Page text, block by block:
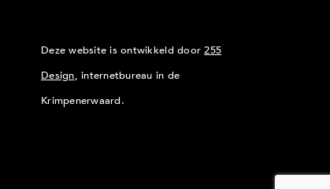
Deze website is ontwikkeld door255
Design, internetbureau in de
Krimpenerwaard.